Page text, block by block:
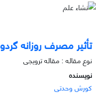
تأثیر مصرف روزانه
نوع مقاله : مقاله ترویجی
نویسنده
کورش وحدتی